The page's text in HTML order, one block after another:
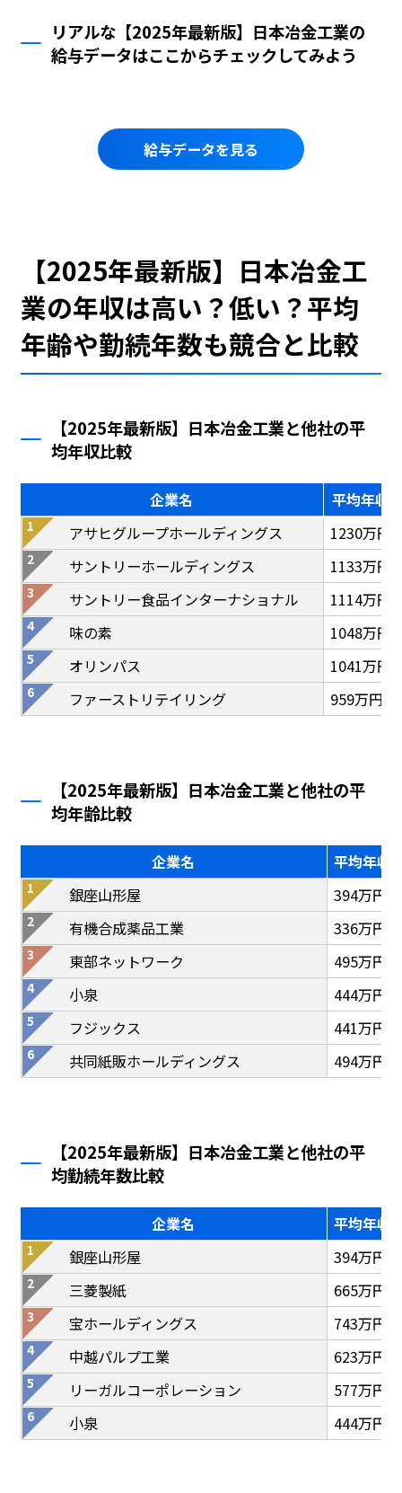
リアルな【2025年最新版】日本冶金工業の
給与データはここからチェックしてみよう
給与データを見る
【2025年最新版】日本冶金工
業の年収は高い？低い？平均
年齢や勤続年数も競合と比較
【2025年最新版】日本冶金工業と他社の平
均年収比較
企業名
平均年収
アサヒグループホールディングス
1230万円
サントリーホールディングス
1133万円
サントリー食品インターナショナル
1114万円
味の素
1048万円
オリンパス
1041万円
ファーストリテイリング
959万円
【2025年最新版】日本冶金工業と他社の平
均年齢比較
企業名
平均年収
銀座山形屋
394万円
有機合成薬品工業
336万円
東部ネットワーク
495万円
小泉
444万円
フジックス
441万円
共同紙販ホールディングス
494万円
【2025年最新版】日本冶金工業と他社の平
均勤続年数比較
企業名
平均年収
銀座山形屋
394万円
三菱製紙
665万円
宝ホールディングス
743万円
中越パルプ工業
623万円
リーガルコーポレーション
577万円
小泉
444万円